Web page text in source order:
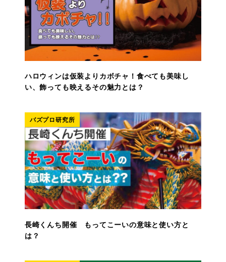
ハロウィンは仮装よりカボチャ！食べても美味し
い、飾っても映えるその魅力とは？
バズプロ研究所
長崎くんち開催 もってこーいの意味と使い方と
は？